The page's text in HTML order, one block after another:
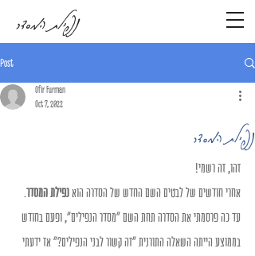
נפילת המסדר
Post
נפילת המסדר
Ofir Furman
Oct 7, 2022
זהו, זה רשמי!
אחרי חודשים של לבטים השם החדש של הסדרה הוא נפילת המסדר.
עד כה פרסמתי את הסדרה תחת השם "מסדר הנפילים", ופעם בחודש
בממוצע הייתה השאלה התורנית "זה קשור לבני הנפילים?" אז ידעתי